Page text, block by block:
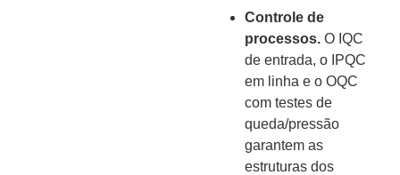
Controle de
processos. O IQC
de entrada, o IPQC
em linha e o OQC
com testes de
queda/pressão
garantem as
estruturas dos